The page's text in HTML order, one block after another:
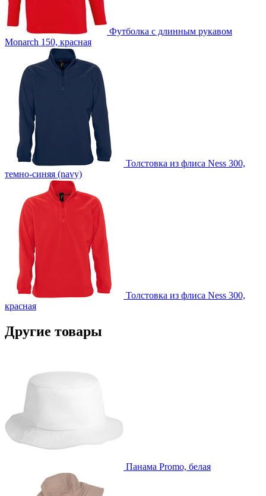
custm -Лейблы из ПВХ
custm -Металлические шильдики
custm -Светоотражающие лейблы
custm -Тканевые лейблы
Футболка с длинным рукавом
Monarch 150, красная
Толстовка из флиса Ness 300,
темно-синяя (navy)
Толстовка из флиса Ness 300,
красная
Другие товары
Панама Promo, белая